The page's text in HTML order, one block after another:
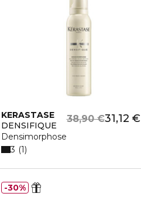
KERASTASE
DENSIFIQUE
Densimorphose
31,12 €
38,90 €
3 1
30%